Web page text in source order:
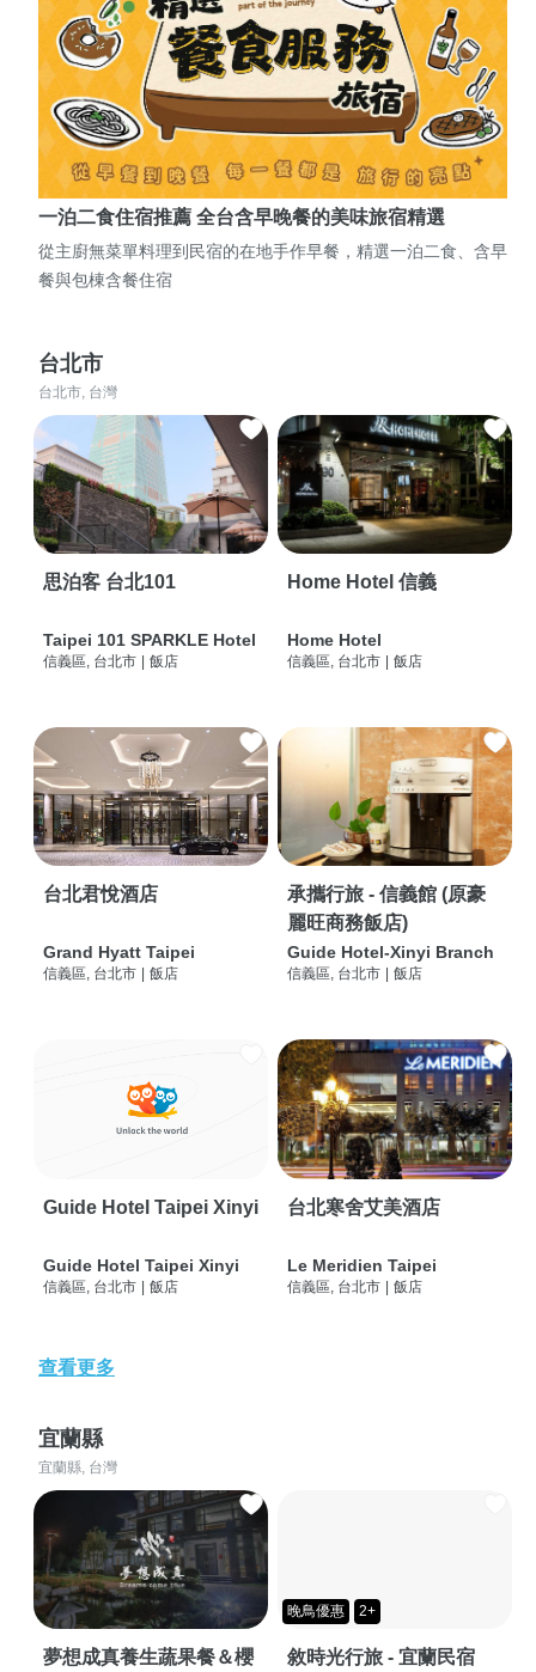
一泊二食住宿推薦 全台含早晚餐的美味旅宿精選
從主廚無菜單料理到民宿的在地手作早餐，精選一泊二食、含早
餐與包棟含餐住宿
台北市
台北市, 台灣
思泊客 台北101
Taipei 101 SPARKLE Hotel
信義區, 台北市 飯店
Home Hotel 信義
Home Hotel
信義區, 台北市 飯店
台北君悅酒店
Grand Hyatt Taipei
信義區, 台北市 飯店
承攜行旅 - 信義館 (原豪
麗旺商務飯店)
Guide Hotel-Xinyi Branch
信義區, 台北市 飯店
Guide Hotel Taipei Xinyi
Guide Hotel Taipei Xinyi
信義區, 台北市 | 飯店
台北寒舍艾美酒店
Le Meridien Taipei
信義區, 台北市 | 飯店
查看更多
宜蘭縣
宜蘭縣, 台灣
夢想成真養生蔬果餐＆櫻
晚鳥優惠 2+
敘時光行旅 - 宜蘭民宿